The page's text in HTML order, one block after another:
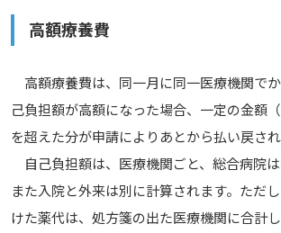
高額療養費
高額療養費は、同一月に同一医療機関で
己負担額が高額になった場合、一定の金額（
を超えた分が申請によりあとから払い戻され
自己負担額は、医療機関ごと、総合病院は
また入院と外来は別に計算されます。ただ
けた薬代は、処方箋の出た医療機関に合計し